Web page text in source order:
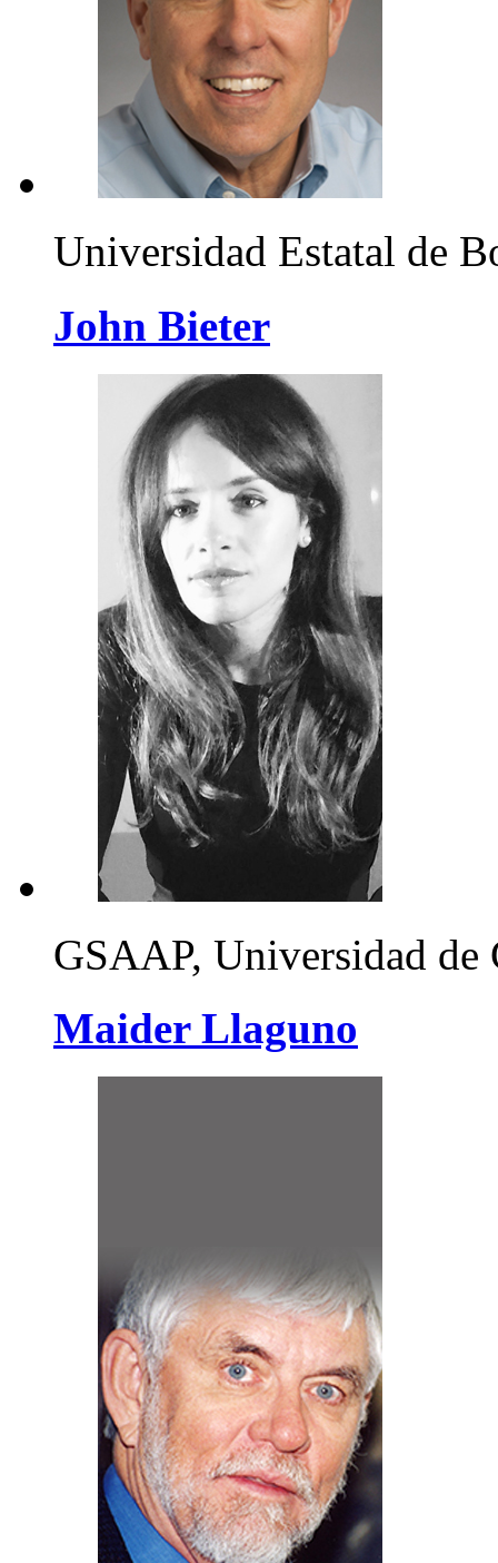
Universidad Estatal de
John Bieter
GSAAP, Universidad de
Maider Llaguno